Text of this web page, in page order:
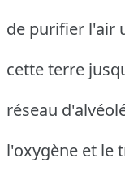
de purifier l'air
cette terre
réseau
l'oxygène et le